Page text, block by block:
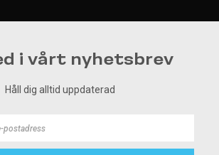
i vårt nyhetsbrev
Håll dig alltid uppdaterad